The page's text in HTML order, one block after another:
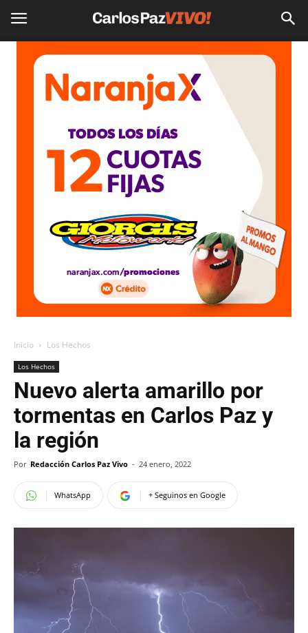
Inicio Los Hechos
Los Hechos
Nuevo alerta amarillo por
tormentas en Carlos Paz y
la región
Por Redacción Carlos Paz Vivo - 24 enero, 2022
WhatsApp + Seguinos en Google